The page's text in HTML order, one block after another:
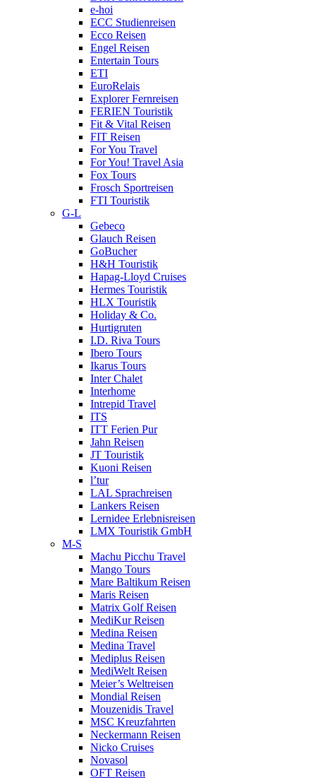
e-hoi
ECC Studienreisen
Ecco Reisen
Engel Reisen
Entertain Tours
ETI
EuroRelais
Explorer Fernreisen
FERIEN Touristik
Fit & Vital Reisen
FIT Reisen
For You Travel
For You! Travel Asia
Fox Tours
Frosch Sportreisen
FTI Touristik
G-L
Gebeco
Glauch Reisen
GoBucher
H&H Touristik
Hapag-Lloyd Cruises
Hermes Touristik
HLX Touristik
Holiday & Co.
Hurtigruten
I.D. Riva Tours
Ibero Tours
Ikarus Tours
Inter Chalet
Interhome
Intrepid Travel
ITS
ITT Ferien Pur
Jahn Reisen
JT Touristik
Kuoni Reisen
l’tur
LAL Sprachreisen
Lankers Reisen
Lernidee Erlebnisreisen
LMX Touristik GmbH
M-S
Machu Picchu Travel
Mango Tours
Mare Baltikum Reisen
Maris Reisen
Matrix Golf Reisen
MediKur Reisen
Medina Reisen
Medina Travel
Mediplus Reisen
MediWelt Reisen
Meier’s Weltreisen
Mondial Reisen
Mouzenidis Travel
MSC Kreuzfahrten
Neckermann Reisen
Nicko Cruises
Novasol
OFT Reisen